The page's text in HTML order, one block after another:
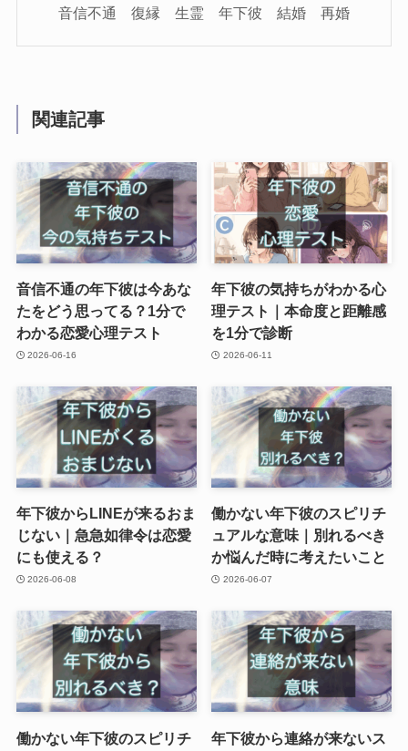
音信不通 復縁 生霊 年下彼 結婚 再婚
関連記事
音信不通の年下彼は今あな
たをどう思ってる？1分で
わかる恋愛心理テスト
2026-06-16
年下彼の気持ちがわかる心
理テスト｜本命度と距離感
を1分で診断
2026-06-11
年下彼からLINEが来るおま
じない｜急急如律令は恋愛
にも使える？
2026-06-08
働かない年下彼のスピリチ
ュアルな意味｜別れるべき
か悩んだ時に考えたいこと
2026-06-07
働かない年下彼のスピリチ 年下彼から連絡が来ないス